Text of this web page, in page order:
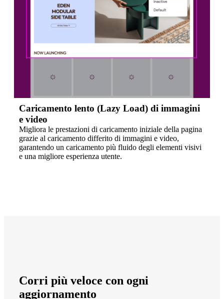
Caricamento lento (Lazy Load) di immagini
e video
Migliora le prestazioni di caricamento iniziale della pagina
grazie al caricamento differito di immagini e video,
garantendo un caricamento più fluido degli elementi visivi
e una migliore esperienza utente.
Corri più veloce con ogni
aggiornamento